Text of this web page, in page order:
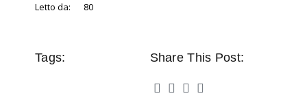
Letto da: 80
Tags: Share This Post: